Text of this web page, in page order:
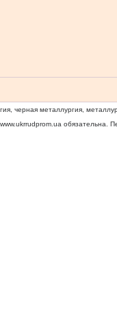
черная металлургия,
www.ukrrudprom.ua обязательна.